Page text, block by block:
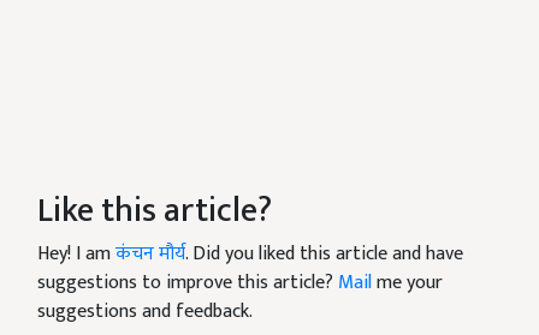
Like this article?
Hey! I amकंचन मौर्य. Did you liked this article and have
suggestions to improve this article? Mailme your
suggestions and feedback.